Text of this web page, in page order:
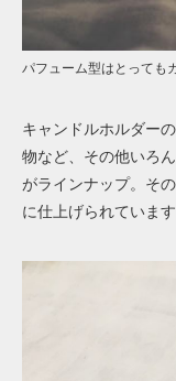
パフューム型はとっても
キャンドルホルダー
物など、その他いろ
がラインナップ。そ
に仕上げられています